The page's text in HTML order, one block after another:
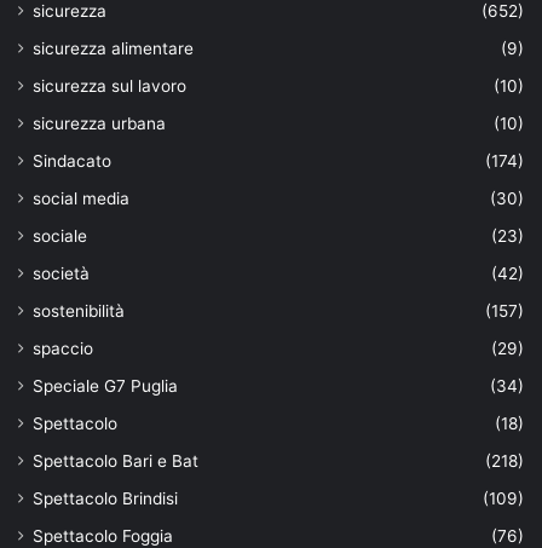
sicurezza
(652)
sicurezza alimentare
(9)
sicurezza sul lavoro
(10)
sicurezza urbana
(10)
Sindacato
(174)
social media
(30)
sociale
(23)
società
(42)
sostenibilità
(157)
spaccio
(29)
Speciale G7 Puglia
(34)
Spettacolo
(18)
Spettacolo Bari e Bat
(218)
Spettacolo Brindisi
(109)
Spettacolo Foggia
(76)